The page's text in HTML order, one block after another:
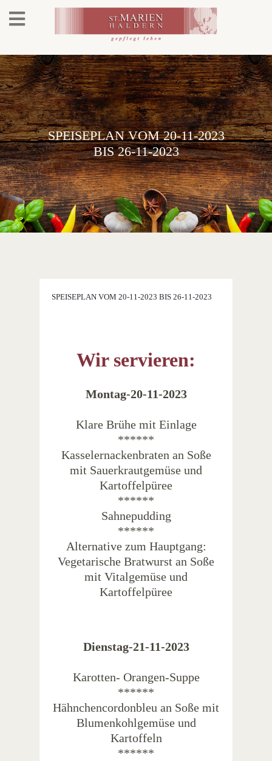
SPEISEPLAN VOM 20-11-2023
BIS 26-11-2023
SPEISEPLAN VOM 20-11-2023 BIS 26-11-2023
Wir servieren:
Montag-20-11-2023
Klare Brühe mit Einlage
******
Kasselernackenbraten an Soße
mit Sauerkrautgemüse und
Kartoffelpüree
******
Sahnepudding
******
Alternative zum Hauptgang:
Vegetarische Bratwurst an Soße
mit Vitalgemüse und
Kartoffelpüree
Dienstag-21-11-2023
Karotten- Orangen-Suppe
******
Hähnchencordonbleu an Soße mit
Blumenkohlgemüse und
Kartoffeln
******